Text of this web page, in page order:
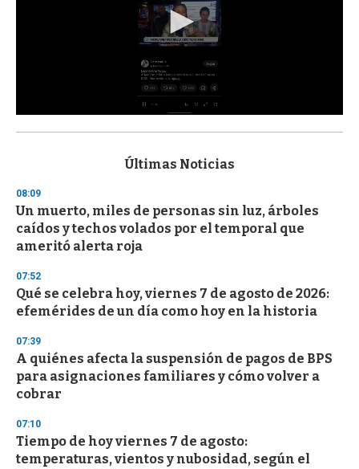
s
d
s
o
f
3
s
e
c
o
d
s
Últimas Noticias
08:09
Un muerto, miles de personas sin luz, árboles
caídos y techos volados por el temporal que
ameritó alerta roja
07:52
Qué se celebra hoy, viernes 7 de agosto de 2026:
efemérides de un día como hoy en la historia
07:39
A quiénes afecta la suspensión de pagos de BPS
para asignaciones familiares y cómo volver a
cobrar
07:10
Tiempo de hoy viernes 7 de agosto:
temperaturas, vientos y nubosidad, según el